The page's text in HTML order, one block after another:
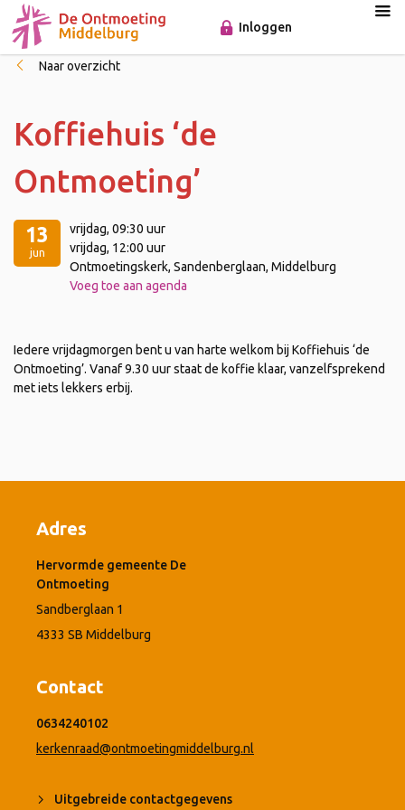
Inloggen
Naar overzicht
Koffiehuis ‘de
Ontmoeting’
13
jun
vrijdag, 09:30 uur
vrijdag, 12:00 uur
Ontmoetingskerk, Sandenberglaan, Middelburg
Voeg toe aan agenda
Iedere vrijdagmorgen bent u van harte welkom bij Koffiehuis ‘de
Ontmoeting’. Vanaf 9.30 uur staat de koffie klaar, vanzelfsprekend
met iets lekkers erbij.
Adres
Hervormde gemeente De
Ontmoeting
Sandberglaan 1
4333 SB Middelburg
Contact
0634240102
kerkenraad@ontmoetingmiddelburg.nl
Uitgebreide contactgegevens